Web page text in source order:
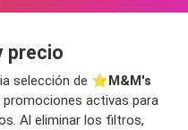
precio
selección de ⭐️M&M's
activas para
Al eliminar los filtros,